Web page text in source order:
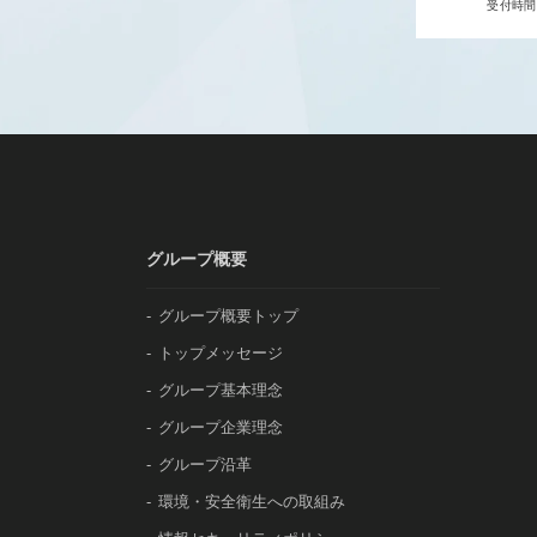
受付時
グループ概要
グループ概要トップ
トップメッセージ
グループ基本理念
グループ企業理念
グループ沿革
環境・安全衛生への取組み